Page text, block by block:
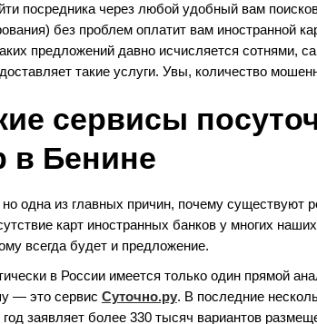
посредника через любой удобный вам
без проблем оплатит вам иностранной
предложений давно исчисляется сотнями,
такие услуги. Увы, количество
сервисы
в Бенине
одна из главных причин, почему существуют
карт иностранных банков у многих
всегда будет и предложение.
в России имеется только один прямой
— это сервис Суточно.ру. В последние
заявляет более 330 тысяч вариантов